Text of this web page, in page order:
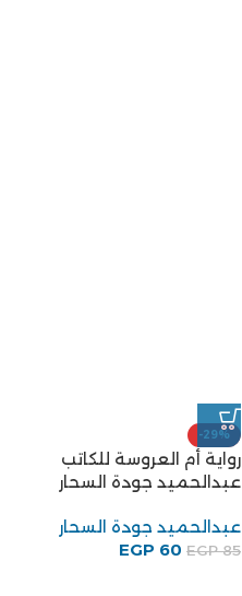
-29%
رواية أم العروسة للكاتب
عبدالحميد جودة السحار
عبدالحميد جودة السحار
EGP85
EGP 60